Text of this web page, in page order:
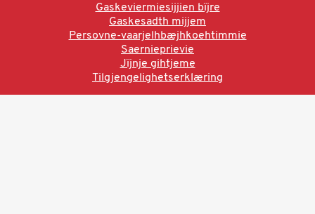
Gaskeviermiesijjien bïjre
Gaskesadth mijjem
Persovne-vaarjelhbæjhkoehtimmie
Saernieprievie
Jïjnje gihtjeme
Tilgjengelighetserklæring